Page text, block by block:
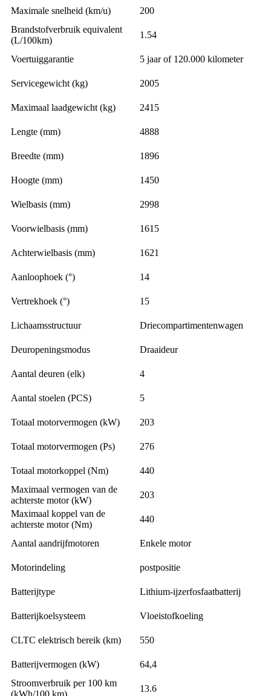
Maximale snelheid (km/u)
200
Brandstofverbruik equivalent
(L/100km)
1.54
Voertuiggarantie 5 jaar of 120.000 kilometer
Servicegewicht (kg) 2005
Maximaal laadgewicht (kg) 2415
Lengte (mm) 4888
Breedte (mm) 1896
Hoogte (mm) 1450
Wielbasis (mm) 2998
Voorwielbasis (mm) 1615
Achterwielbasis (mm) 1621
Aanloophoek (°) 14
Vertrekhoek (°) 15
Lichaamsstructuur Driecompartimentenwagen
Deuropeningsmodus Draaideur
Aantal deuren (elk) 4
Aantal stoelen (PCS) 5
Totaal motorvermogen (kW) 203
Totaal motorvermogen (Ps) 276
Totaal motorkoppel (Nm)
440
Maximaal vermogen van de
achterste motor (kW)
203
Maximaal koppel van de
achterste motor (Nm)
440
Aantal aandrijfmotoren Enkele motor
Motorindeling postpositie
Batterijtype Lithium-ijzerfosfaatbatterij
Batterijkoelsysteem Vloeistofkoeling
CLTC elektrisch bereik (km) 550
Batterijvermogen (kW)
64,4
Stroomverbruik per 100 km
(kWh/100 km)
13.6